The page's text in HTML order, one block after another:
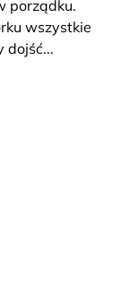
porządku.
wszystkie
dojść...